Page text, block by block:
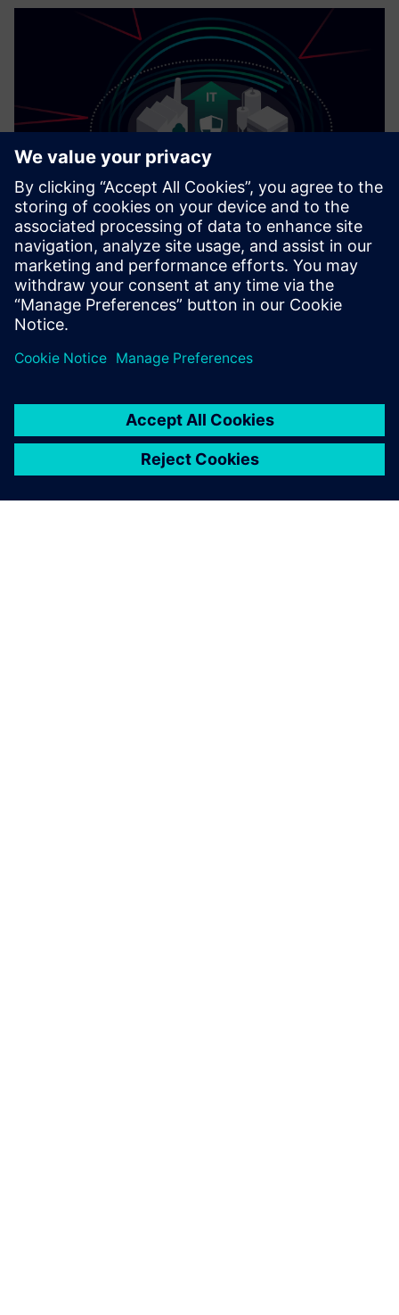
Cybersecurity za industriju
Security informacije
kibernetičkih prijetnji, potrebno je implementirati — i
industrijske sigurnosti. Siemensovi proizvodi i rješenja čine
samo jedan element takvog koncepta. Za više informacija o
industrijskoj sigurnosti posjetite.
Saznajte više